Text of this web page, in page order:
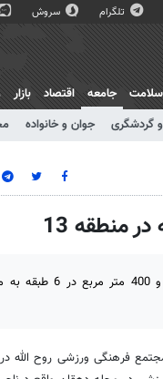
تلگرام سروش
سلامت
جامعه
گردشگری جوان و خانواده
اقتصاد بازار
منطقه 13
مجتمع فرهنگی و ورزشی روح الله در زمینی به
فنی وعمران منطقه 13 گفت: ساخت مجتمع فرهنگی ورزشی